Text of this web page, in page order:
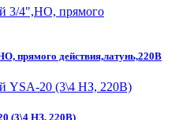
прямого действия,латунь,220В
(3\4 НЗ, 220В)